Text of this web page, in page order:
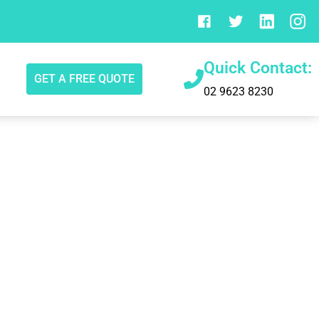
GET A FREE QUOTE
Quick Contact:
02 9623 8230